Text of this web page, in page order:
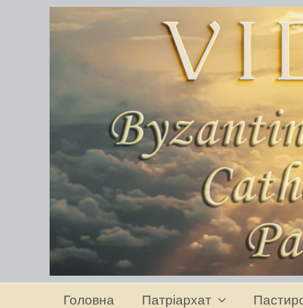
Головна Патріархат